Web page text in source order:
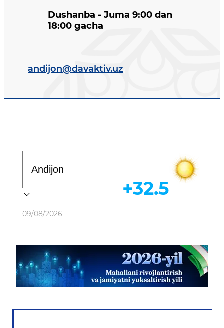
Dushanba - Juma 9:00 dan
18:00 gacha
andijon@davaktiv.uz
Ob-havo
09/08/2026
+32.5